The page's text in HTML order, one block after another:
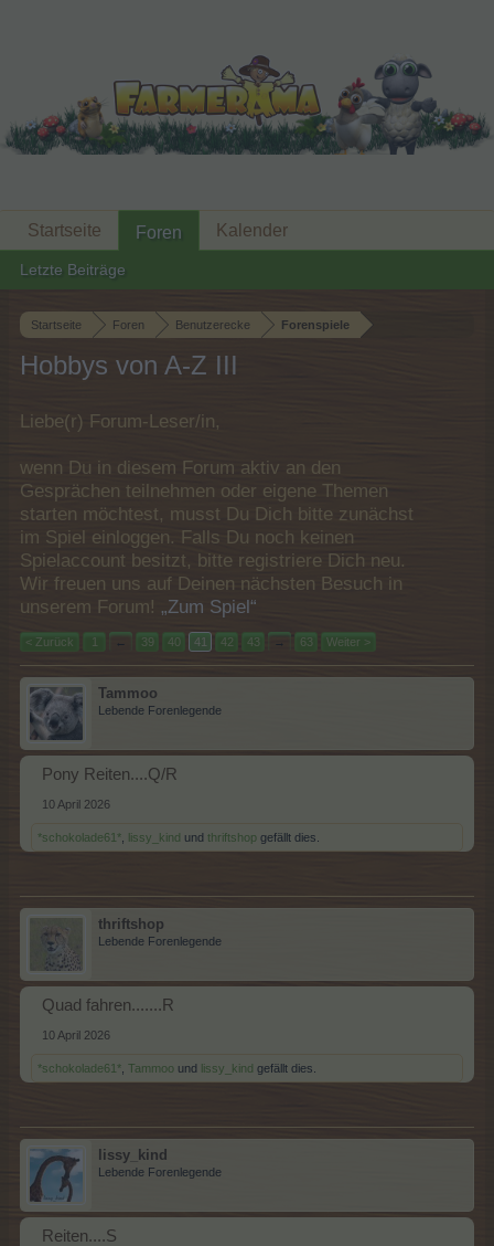
Startseite Foren Benutzerecke Forenspiele
Hobbys von A-Z III
Liebe(r) Forum-Leser/in,
wenn Du in diesem Forum aktiv an den
Gesprächen teilnehmen oder eigene Themen
starten möchtest, musst Du Dich bitte zunächst
im Spiel einloggen. Falls Du noch keinen
Spielaccount besitzt, bitte registriere Dich neu.
Wir freuen uns auf Deinen nächsten Besuch in
unserem Forum! „Zum Spiel“
< Zurück 1 ← 39 40 41 42 43 → 63 Weiter >
Tammoo
Lebende Forenlegende
Pony Reiten....Q/R
10 April 2026
*schokolade61* lissy_kind und thriftshop gefällt dies.
thriftshop
Lebende Forenlegende
Quad fahren.......R
10 April 2026
*schokolade61* Tammoo und lissy_kind gefällt dies.
lissy_kind
Lebende Forenlegende
Reiten....S
Startseite Foren
Letzte Beiträge
Kalender